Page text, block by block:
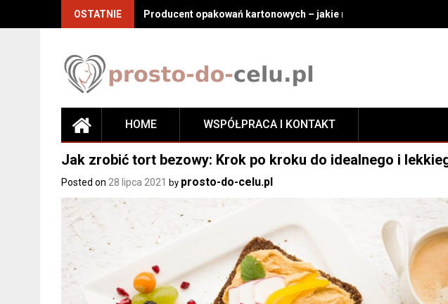
OSTATNIE Producent opakowań kartonowych – jakie rozwiązania wybrać
HOME WSPÓŁPRACA I KONTAKT
Jak zrobić tort bezowy: Krok po kroku do idealnego i
Posted on 28 lipca 2021 by prosto-do-celu.pl